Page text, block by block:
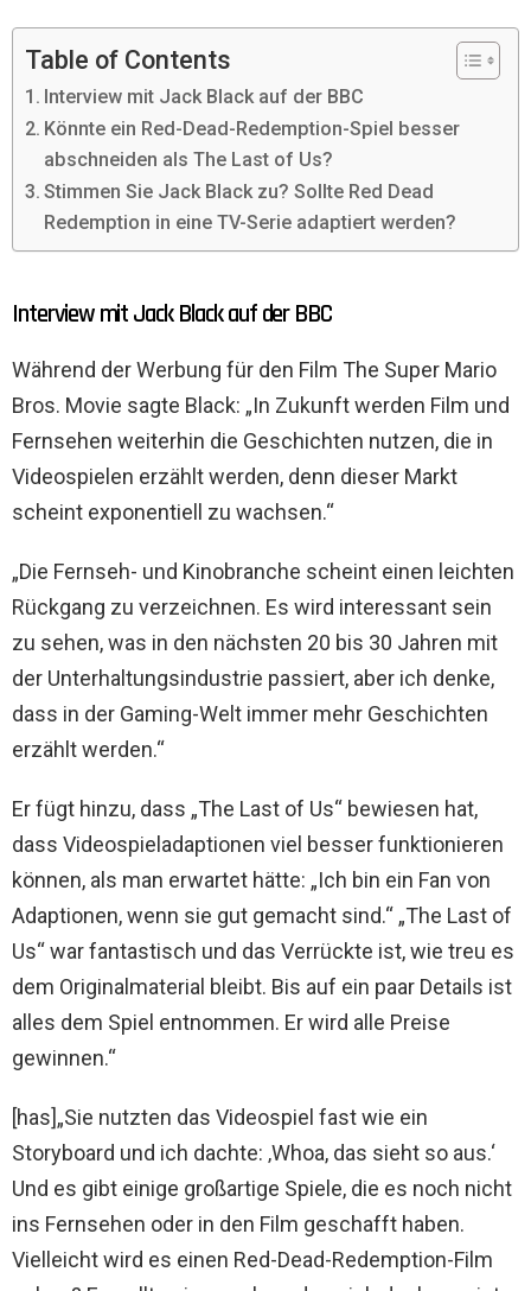
Table of Contents
Interview mit Jack Black auf der BBC
Könnte ein Red-Dead-Redemption-Spiel besser
abschneiden als The Last of Us?
Stimmen Sie Jack Black zu? Sollte Red Dead
Redemption in eine TV-Serie adaptiert werden?
Interview mit Jack Black auf der BBC
Während der Werbung für den Film The Super Mario
Bros. Movie sagte Black: „In Zukunft werden Film und
Fernsehen weiterhin die Geschichten nutzen, die in
Videospielen erzählt werden, denn dieser Markt
scheint exponentiell zu wachsen.“
„Die Fernseh- und Kinobranche scheint einen leichten
Rückgang zu verzeichnen. Es wird interessant sein
zu sehen, was in den nächsten 20 bis 30 Jahren mit
der Unterhaltungsindustrie passiert, aber ich denke,
dass in der Gaming-Welt immer mehr Geschichten
erzählt werden.“
Er fügt hinzu, dass „The Last of Us“ bewiesen hat,
dass Videospieladaptionen viel besser funktionieren
können, als man erwartet hätte: „Ich bin ein Fan von
Adaptionen, wenn sie gut gemacht sind.“ „The Last of
Us“ war fantastisch und das Verrückte ist, wie treu es
dem Originalmaterial bleibt. Bis auf ein paar Details ist
alles dem Spiel entnommen. Er wird alle Preise
gewinnen.“
[has]„Sie nutzten das Videospiel fast wie ein
Storyboard und ich dachte: ‚Whoa, das sieht so aus.‘
Und es gibt einige großartige Spiele, die es noch nicht
ins Fernsehen oder in den Film geschafft haben.
Vielleicht wird es einen Red-Dead-Redemption-Film